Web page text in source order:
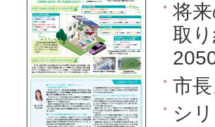
将
取
市
シ